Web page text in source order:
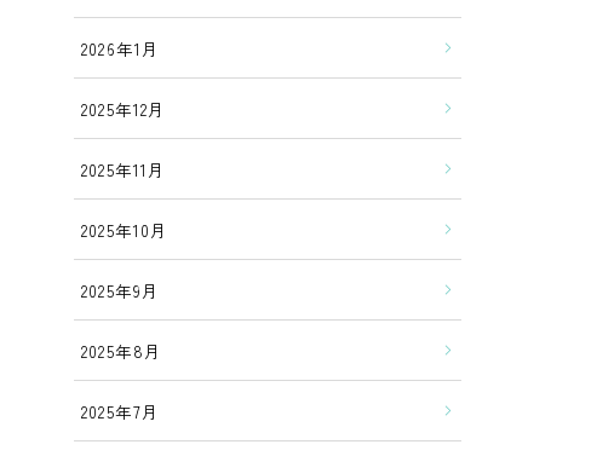
2026年1月
2025年12月
2025年11月
2025年10月
2025年9月
2025年8月
2025年7月